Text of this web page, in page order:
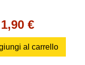
1,90 €
al carrello